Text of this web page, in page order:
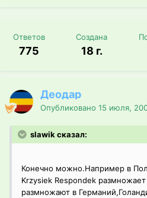
Ответов
775
Создана
18 г.
Деодар
Опубликовано 15 июля,
slawik сказал:
Конечно можно.Например в
Krzysiek Respondek
размножают в